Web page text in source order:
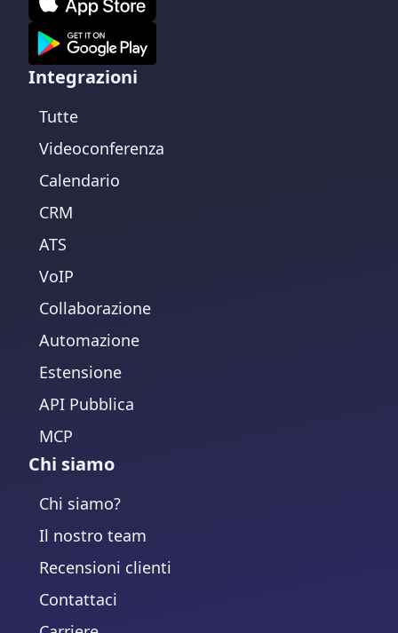
Integrazioni
Tutte
Videoconferenza
Calendario
CRM
ATS
VoIP
Collaborazione
Automazione
Estensione
API Pubblica
MCP
Chi siamo
Chi siamo?
Il nostro team
Recensioni clienti
Contattaci